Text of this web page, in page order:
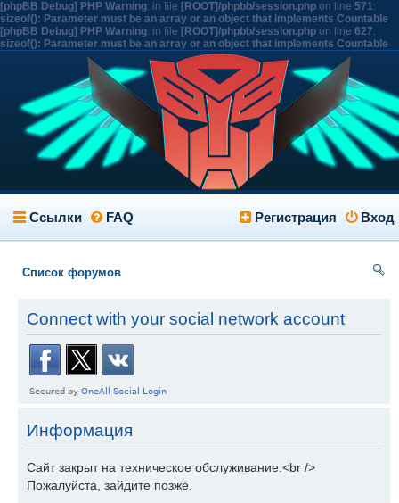
[phpBB Debug] PHP Warning: in file [ROOT]/phpbb/session.php on line 571:
sizeof(): Parameter must be an array or an object that implements Countable
[phpBB Debug] PHP Warning: in file [ROOT]/phpbb/session.php on line 627:
sizeof(): Parameter must be an array or an object that implements Countable
Ссылки FAQ Вход
Регистрация
Список форумов
Connect with your social network account
Информация
Сайт закрыт на техническое обслуживание.<br />
Пожалуйста, зайдите позже.